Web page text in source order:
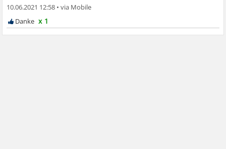
10.06.2021 12:58 •
x 1